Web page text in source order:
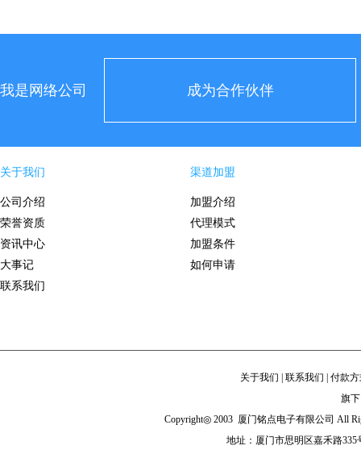
我是网络公司 成为合作伙伴
关于我们
公司介绍
荣誉资质
资讯中心
大事记
联系我们
渠道加盟
加盟介绍
代理模式
加盟条件
如何申请
关于我们 联系我们
付款
旗
Copyright◎ 2003 厦门铭点电子有限公司 All
地址：厦门市思明区嘉禾路